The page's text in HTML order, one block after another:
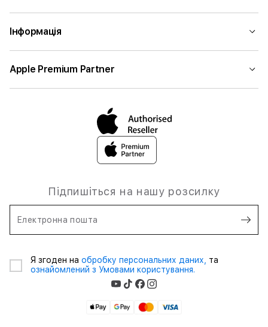
Інформація
Apple Premium Partner
Підпишіться на нашу розсилку
Електронна пошта
Я згоден на обробку персональних даних, та
ознайомлений з Умовами користування.